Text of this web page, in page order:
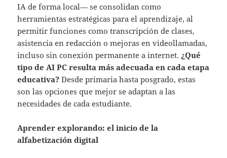
IA de forma local— se consolidan como
herramientas estratégicas para el aprendizaje, al
permitir funciones como transcripción de clases,
asistencia en redacción o mejoras en videollamadas,
incluso sin conexión permanente a internet. ¿Qué
tipo de AI PC resulta más adecuada en cada etapa
educativa? Desde primaria hasta posgrado, estas
son las opciones que mejor se adaptan a las
necesidades de cada estudiante.
Aprender explorando: el inicio de la
alfabetización digital